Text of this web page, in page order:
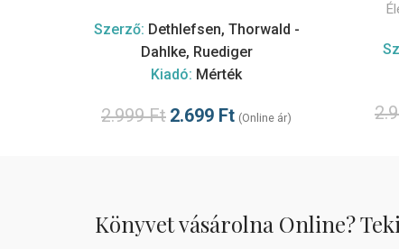
Szerző: Dethlefsen, Thorwald -
Dahlke, Ruediger
Kiadó: Mérték
2.999Ft 2.699 Ft (Online ár)
Könyvet vásárolna Online?